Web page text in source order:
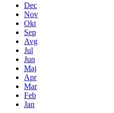
Dec
Nov
Okt
Sep
Avg
Jul
Jun
Maj
Apr
Mar
Feb
Jan